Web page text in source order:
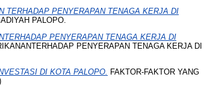
TERHADAP PENYERAPAN TENAGA KERJA DI
PALOPO.
PENYERAPAN TENAGA KERJA DI
PENYERAPAN TENAGA KERJA DI
DI KOTA PALOPO.
FAKTOR-FAKTOR YANG